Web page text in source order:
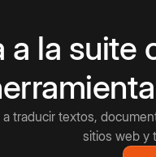
a la suite
a traducir textos,
sitios web y